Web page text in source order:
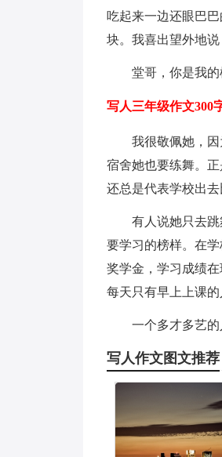
吃起来一边还眼巴
块。我喜出望外地
堂哥，你是我的
写人三年级作文300
我很敬佩她，
宿舍她也要练舞。
还总是代表学校出
有人说她只去
要学习的榜样。在
奖学金，学习成绩
每天只有早上上课的
一个多才多艺
写人作文图文推荐